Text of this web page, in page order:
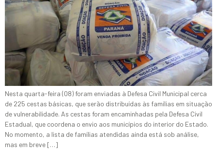
Nesta quarta-feira (08) foram enviadas à Defesa Civil Municipal cerca
de 225 cestas básicas, que serão distribuídas às famílias em situação
de vulnerabilidade. As cestas foram encaminhadas pela Defesa Civil
Estadual, que coordena o envio aos municípios do interior do Estado.
No momento, a lista de famílias atendidas ainda está sob análise,
mas em breve […]